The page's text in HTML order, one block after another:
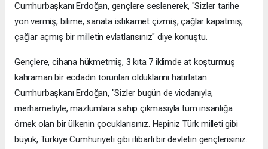
Cumhurbaşkanı Erdoğan, gençlere seslenerek, "Sizler tarihe
yön vermiş, bilime, sanata istikamet çizmiş, çağlar kapatmış,
çağlar açmış bir milletin evlatlarısınız" diye konuştu.
Gençlere, cihana hükmetmiş, 3 kıta 7 iklimde at koşturmuş
kahraman bir ecdadın torunları olduklarını hatırlatan
Cumhurbaşkanı Erdoğan, "Sizler bugün de vicdanıyla,
merhametiyle, mazlumlara sahip çıkmasıyla tüm insanlığa
örnek olan bir ülkenin çocuklarısınız. Hepiniz Türk milleti gibi
büyük, Türkiye Cumhuriyeti gibi itibarlı bir devletin gençlerisiniz.